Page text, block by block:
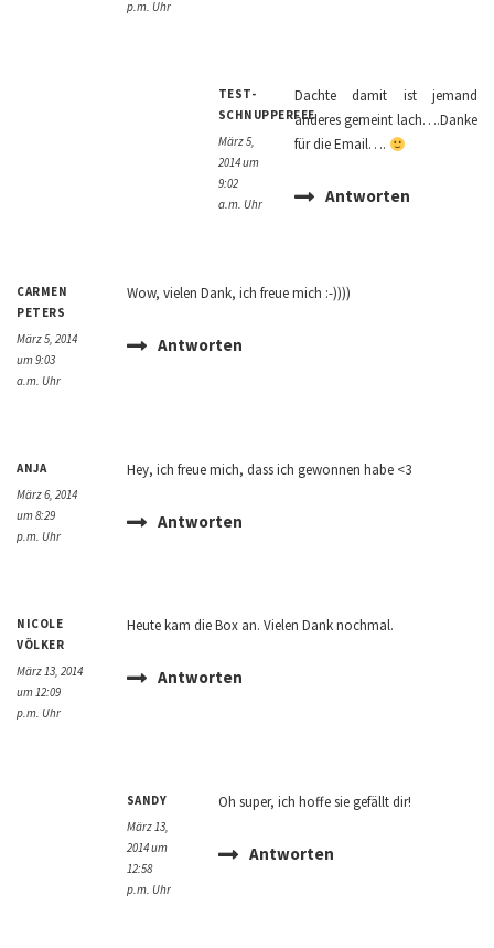
p.m. Uhr
TEST-
SCHNUPPERFEE
März 5,
2014 um
9:02
a.m. Uhr
Dachte damit ist jemand
anderes gemeint lach….Danke
für die Email….
Antworten
CARMEN
PETERS
März 5, 2014
um 9:03
a.m. Uhr
Wow, vielen Dank, ich freue mich :-))))
Antworten
ANJA
März 6, 2014
um 8:29
p.m. Uhr
Hey, ich freue mich, dass ich gewonnen habe <3
Antworten
NICOLE
VÖLKER
März 13, 2014
um 12:09
p.m. Uhr
Heute kam die Box an. Vielen Dank nochmal.
Antworten
SANDY
März 13,
2014 um
12:58
p.m. Uhr
Oh super, ich hoffe sie gefällt dir!
Antworten